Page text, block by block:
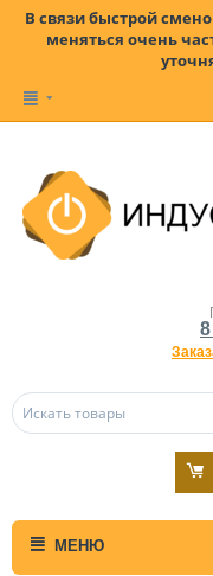
В связи быстрой
меняться очень
МЕНЮ